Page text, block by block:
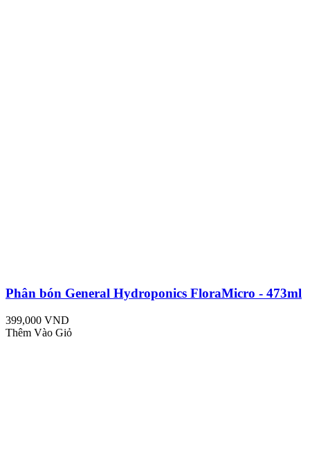
Phân bón General Hydroponics FloraMicro - 473ml
399,000 VND
Thêm Vào Giỏ